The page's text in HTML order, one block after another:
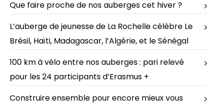
Que faire proche de nos auberges cet hiver ?
L’auberge de jeunesse de La Rochelle célèbre Le
Brésil, Haïti, Madagascar, l’Algérie, et le Sénégal
100 km à vélo entre nos auberges : pari relevé
pour les 24 participants d’Erasmus +
Construire ensemble pour encore mieux vous